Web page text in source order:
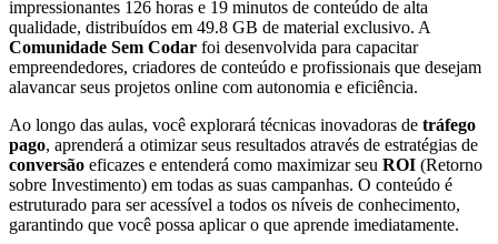
impressionantes 126 horas e 19 minutos de conteúdo de alta
qualidade, distribuídos em 49.8 GB de material exclusivo. A
Comunidade Sem Codar foi desenvolvida para capacitar
empreendedores, criadores de conteúdo e profissionais que desejam
alavancar seus projetos online com autonomia e eficiência.
Ao longo das aulas, você explorará técnicas inovadoras de tráfego
pago, aprenderá a otimizar seus resultados através de estratégias de
conversão eficazes e entenderá como maximizar seu ROI (Retorno
sobre Investimento) em todas as suas campanhas. O conteúdo é
estruturado para ser acessível a todos os níveis de conhecimento,
garantindo que você possa aplicar o que aprende imediatamente.